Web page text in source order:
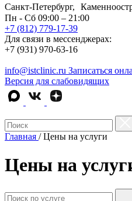
Санкт-Петербург,
Пн - Сб 09:00 – 21:00
+7 (812) 779-17-39
Для связи в мессенджерах:
+7 (931) 970-63-16
info@istclinic.ru Записаться
Версия для слабовидящих
Главная / Цены на услуги
Цены на